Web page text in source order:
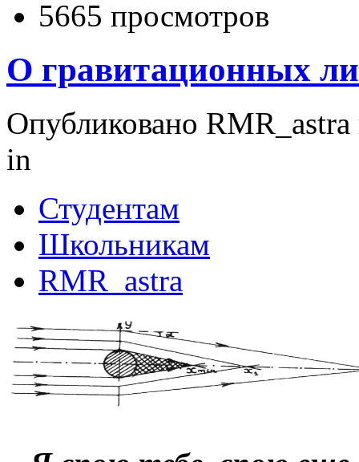
5665 просмотров
О гравитационных
Опубликовано
in
Студентам
Школьникам
RMR_astra